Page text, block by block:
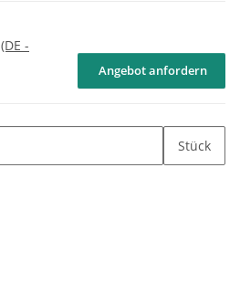
(DE -
Angebot anfordern
Stück